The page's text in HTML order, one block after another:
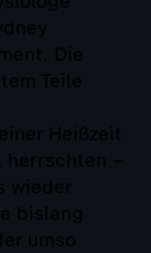
Die
Teile
Heißzeit
herrschten –
wieder
bislang
umso